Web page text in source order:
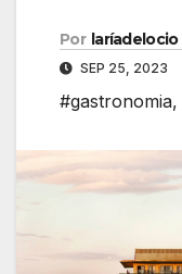
Por laríadelocio
SEP 25, 2023
#gastronomia,